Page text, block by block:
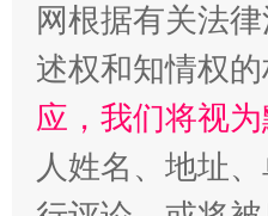
网根据有关法
述权和知情权的
应，我们将视
人姓名、地址